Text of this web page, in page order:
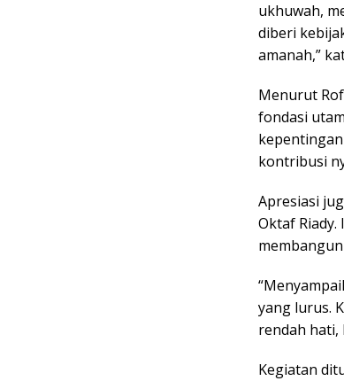
ukhuwah,
diberi
amanah,”
Menurut
fondasi
kontribusi
Apresiasi
Oktaf
yang lurus.
rendah hati,
Kegiatan